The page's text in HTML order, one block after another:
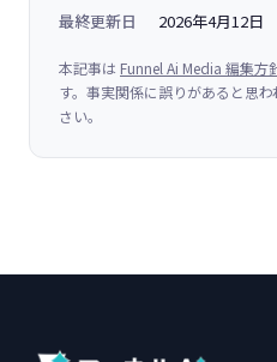
最終更新日
2026年4月12日
本記事は Funnel Ai Media 編集方
す。事実関係に誤りがあると思わ
さい。